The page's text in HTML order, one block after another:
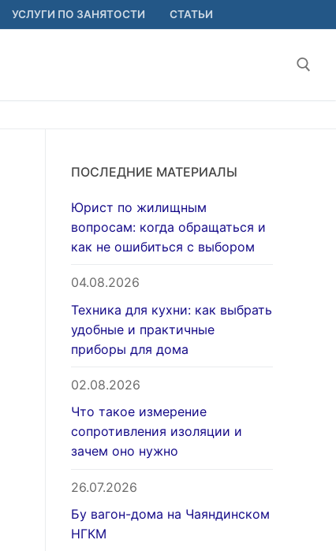
УСЛУГИ ПО ЗАНЯТОСТИ СТАТЬИ
ПОСЛЕДНИЕ МАТЕРИАЛЫ
Юрист по жилищным
вопросам: когда обращаться и
как не ошибиться с выбором
04.08.2026
Техника для кухни: как выбрать
удобные и практичные
приборы для дома
02.08.2026
Что такое измерение
сопротивления изоляции и
зачем оно нужно
26.07.2026
Бу вагон-дома на Чаяндинском
НГКМ